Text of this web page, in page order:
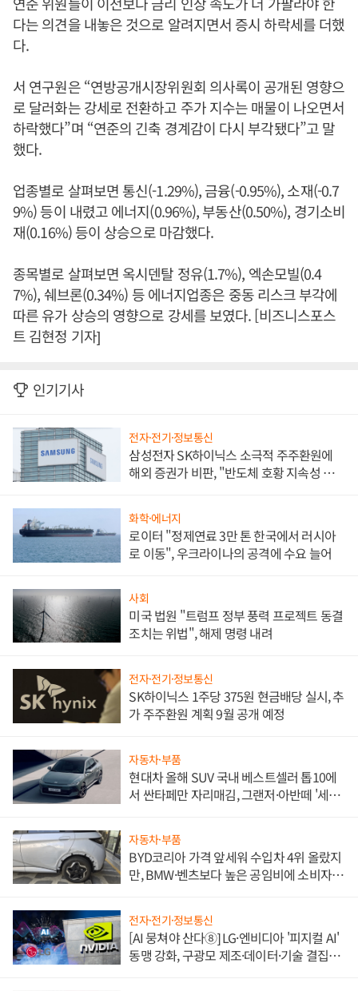
다는 의견을 내놓은 것으로 알려지면서 증시 하락세를 더했
다.
서 연구원은 “연방공개시장위원회 의사록이 공개된 영향으
로 달러화는 강세로 전환하고 주가 지수는 매물이 나오면서
하락했다”며 “연준의 긴축 경계감이 다시 부각됐다”고 말
했다.
업종별로 살펴보면 통신(-1.29%), 금융(-0.95%), 소재(-0.7
9%) 등이 내렸고 에너지(0.96%), 부동산(0.50%), 경기소비
재(0.16%) 등이 상승으로 마감했다.
종목별로 살펴보면 옥시덴탈 정유(1.7%), 엑손모빌(0.4
7%), 쉐브론(0.34%) 등 에너지업종은 중동 리스크 부각에
따른 유가 상승의 영향으로 강세를 보였다. [비즈니스포스
트 김현정 기자]
인기기사
전자·전기·정보통신
삼성전자 SK하이닉스 소극적 주주환원에
해외 증권가 비판, "반도체 호황 지속성 의
화학·에너지
로이터 "정제연료 3만 톤 한국에서 러시아
로 이동", 우크라이나의 공격에 수요 늘어
사회
미국 법원 "트럼프 정부 풍력 프로젝트 동결
조치는 위법", 해제 명령 내려
전자·전기·정보통신
SK하이닉스 1주당 375원 현금배당 실시, 추
가 주주환원 계획 9월 공개 예정
자동차·부품
현대차 올해 SUV 국내 베스트셀러 톱10에
서 싼타페만 자리매김, 그랜저·아반떼 '세단
자동차·부품
BYD코리아 가격 앞세워 수입차 4위 올랐지
만, BMW·벤츠보다 높은 공임비에 소비자
전자·전기·정보통신
[AI 뭉쳐야 산다⑧] LG·엔비디아 '피지컬 AI'
동맹 강화, 구광모 제조·데이터·기술 결집